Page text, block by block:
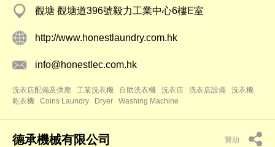
觀塘 觀塘道396號毅力工業中心6樓E室
http://www.honestlaundry.com.hk
info@honestlec.com.hk
洗衣店配備及供應 工業洗衣機 自助洗衣機 洗衣店 洗衣店設備
洗衣機
乾衣機
Coins Laundry Dryer Washing Machine
德承機械有限公司 贊助